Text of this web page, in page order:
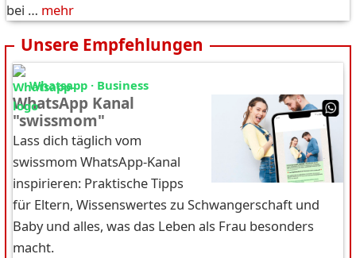
bei … mehr
Unsere Empfehlungen
Whatsapp · Business
WhatsApp Kanal
"swissmom"
Lass dich täglich vom
swissmom WhatsApp-Kanal
inspirieren: Praktische Tipps
für Eltern, Wissenswertes zu Schwangerschaft und
Baby und alles, was das Leben als Frau besonders
macht.